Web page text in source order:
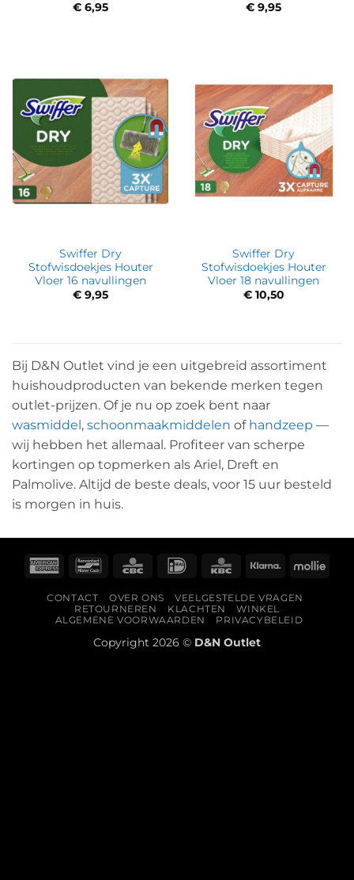
€ 6,95
€ 9,95
Swiffer Dry
Stofwisdoekjes Houter
Vloer 16 navullingen
€ 9,95
Swiffer Dry
Stofwisdoekjes Houter
Vloer 18 navullingen
€10,50
Bij D&N Outlet vind je een uitgebreid assortiment
huishoudproducten van bekende merken tegen
outlet-prijzen. Of je nu op zoek bent naar
wasmiddel, schoonmaakmiddelen of handzeep —
wij hebben het allemaal. Profiteer van scherpe
kortingen op topmerken als Ariel, Dreft en
Palmolive. Altijd de beste deals, voor 15 uur besteld
is morgen in huis.
American BancontactCBC IDeal KBC Klarna
CONTACT OVER ONS
VEELGESTELDE VRAGEN
RETOURNEREN
KLACHTEN
WINKEL
ALGEMENE VOORWAARDEN
PRIVACYBELEID
Copyright 2026 © D&N Outlet